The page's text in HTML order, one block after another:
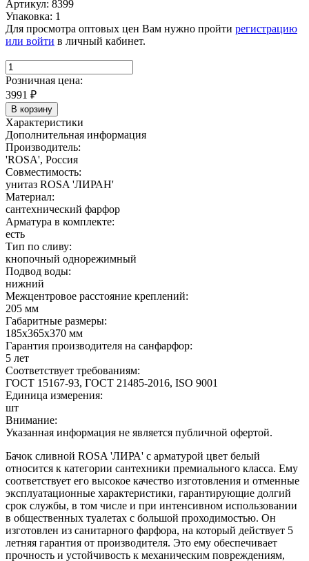
Артикул: 8399
Упаковка: 1
Для просмотра оптовых цен Вам нужно пройти регистрацию
или войти в личный кабинет.
Розничная цена:
3991 ₽
В корзину
Характеристики
Дополнительная информация
Производитель:
'ROSA', Россия
Совместимость:
унитаз ROSA 'ЛИРАН'
Материал:
сантехнический фарфор
Арматура в комплекте:
есть
Тип по сливу:
кнопочный однорежимный
Подвод воды:
нижний
Межцентровое расстояние креплений:
205 мм
Габаритные размеры:
185х365х370 мм
Гарантия производителя на санфарфор:
5 лет
Соответствует требованиям:
ГОСТ 15167-93, ГОСТ 21485-2016, ISO 9001
Единица измерения:
шт
Внимание:
Указанная информация не является публичной офертой.
Бачок сливной ROSA 'ЛИРА' с арматурой цвет белый
относится к категории сантехники премиального класса. Ему
соответствует его высокое качество изготовления и отменные
эксплуатационные характеристики, гарантирующие долгий
срок службы, в том числе и при интенсивном использовании
в общественных туалетах с большой проходимостью. Он
изготовлен из санитарного фарфора, на который действует 5
летняя гарантия от производителя. Это ему обеспечивает
прочность и устойчивость к механическим повреждениям,